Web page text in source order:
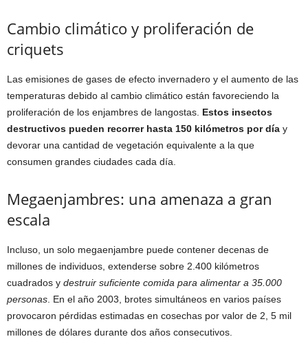
Cambio climático y proliferación de
criquets
Las emisiones de gases de efecto invernadero y el aumento de las
temperaturas debido al cambio climático están favoreciendo la
proliferación de los enjambres de langostas. Estos insectos
destructivos pueden recorrer hasta 150 kilómetros por día y
devorar una cantidad de vegetación equivalente a la que
consumen grandes ciudades cada día.
Megaenjambres: una amenaza a gran
escala
Incluso, un solo megaenjambre puede contener decenas de
millones de individuos, extenderse sobre 2.400 kilómetros
cuadrados y destruir suficiente comida para alimentar a 35.000
personas . En el año 2003, brotes simultáneos en varios países
provocaron pérdidas estimadas en cosechas por valor de 2, 5 mil
millones de dólares durante dos años consecutivos.